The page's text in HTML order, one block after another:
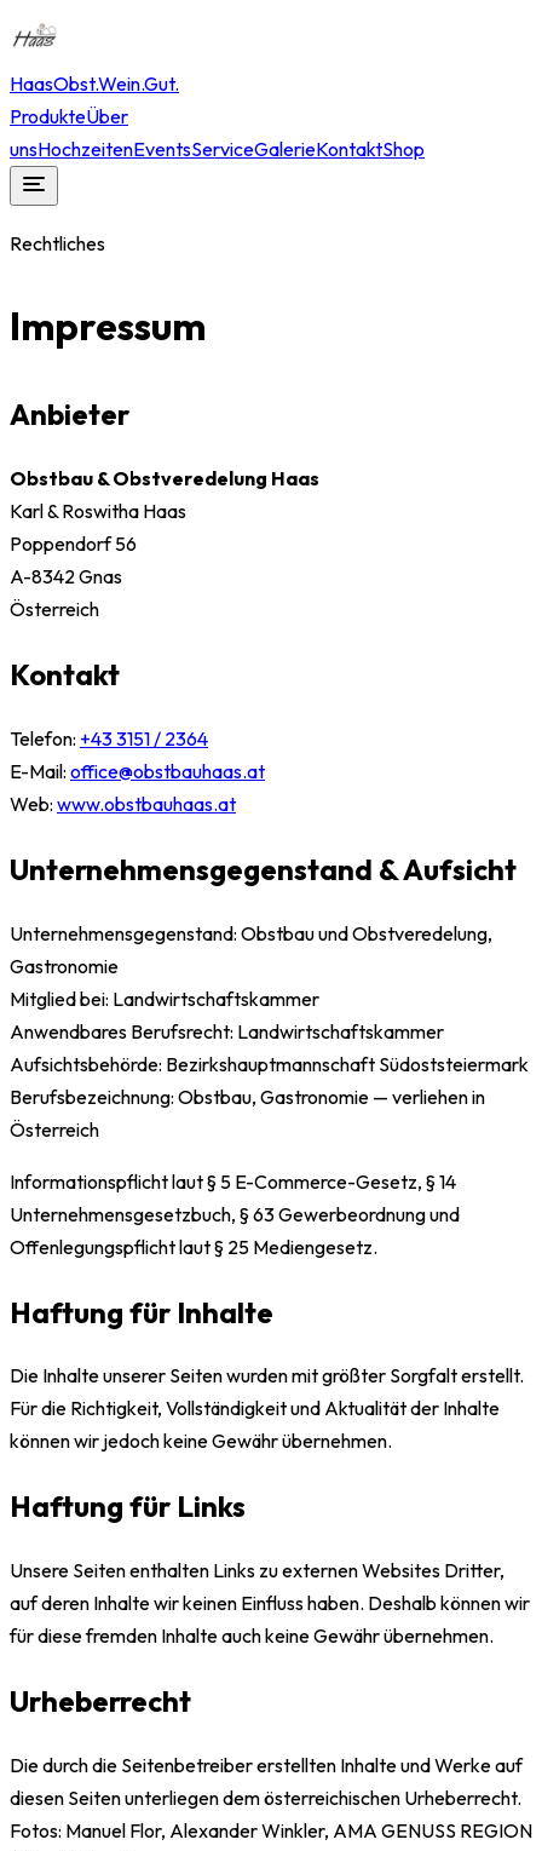
HaasObst.Wein.Gut.
ProdukteÜber
unsHochzeitenEventsServiceGalerieKontaktShop
Rechtliches
Impressum
Anbieter
Obstbau & Obstveredelung Haas
Karl & Roswitha Haas
Poppendorf 56
A-8342 Gnas
Österreich
Kontakt
Telefon: +43 3151 / 2364
E-Mail: office@obstbauhaas.at
Web: www.obstbauhaas.at
Unternehmensgegenstand & Aufsicht
Unternehmensgegenstand: Obstbau und Obstveredelung,
Gastronomie
Mitglied bei: Landwirtschaftskammer
Anwendbares Berufsrecht: Landwirtschaftskammer
Aufsichtsbehörde: Bezirkshauptmannschaft Südoststeiermark
Berufsbezeichnung: Obstbau, Gastronomie — verliehen in
Österreich
Informationspflicht laut § 5 E-Commerce-Gesetz, § 14
Unternehmensgesetzbuch, § 63 Gewerbeordnung und
Offenlegungspflicht laut § 25 Mediengesetz.
Haftung für Inhalte
Die Inhalte unserer Seiten wurden mit größter Sorgfalt erstellt.
Für die Richtigkeit, Vollständigkeit und Aktualität der Inhalte
können wir jedoch keine Gewähr übernehmen.
Haftung für Links
Unsere Seiten enthalten Links zu externen Websites Dritter,
auf deren Inhalte wir keinen Einfluss haben. Deshalb können wir
für diese fremden Inhalte auch keine Gewähr übernehmen.
Urheberrecht
Die durch die Seitenbetreiber erstellten Inhalte und Werke auf
diesen Seiten unterliegen dem österreichischen Urheberrecht.
Fotos: Manuel Flor, Alexander Winkler, AMA GENUSS REGION